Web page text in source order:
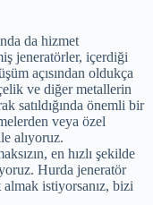
da hizmet
jeneratörler, içerdiği
açısından oldukça
ve diğer metallerin
satıldığında önemli bir
veya özel
alıyoruz.
en hızlı şekilde
Hurda jeneratör
istiyorsanız, bizi